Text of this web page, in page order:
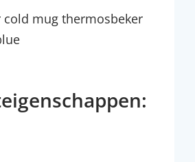
mug thermosbeker